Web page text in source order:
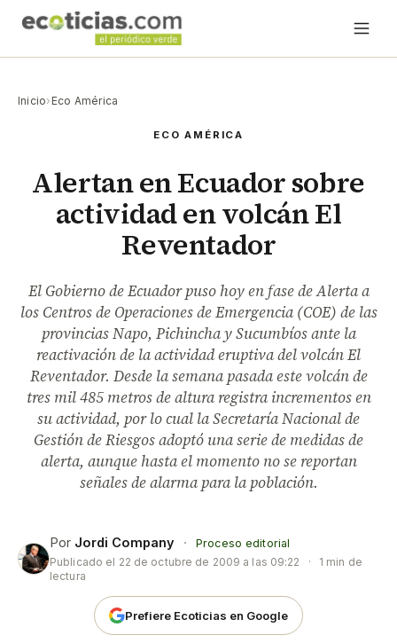
Inicio› Eco América
ECO AMÉRICA
Alertan en Ecuador sobre
actividad en volcán El
Reventador
El Gobierno de Ecuador puso hoy en fase de Alerta a
los Centros de Operaciones de Emergencia (COE) de las
provincias Napo, Pichincha y Sucumbíos ante la
reactivación de la actividad eruptiva del volcán El
Reventador. Desde la semana pasada este volcán de
tres mil 485 metros de altura registra incrementos en
su actividad, por lo cual la Secretaría Nacional de
Gestión de Riesgos adoptó una serie de medidas de
alerta, aunque hasta el momento no se reportan
señales de alarma para la población.
Por Jordi Company ·
Proceso editorial
Publicado el 22 de octubre de 2009 a las 09:22 ·
1 min de
lectura
Prefiere Ecoticias en Google